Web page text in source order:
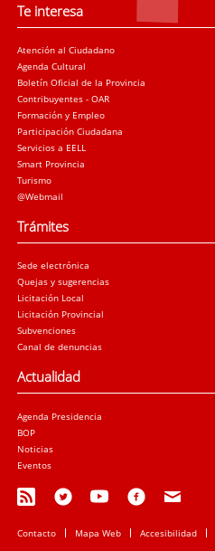
Te interesa
Atención al Ciudadano
Agenda Cultural
Boletín Oficial de la Provincia
Contribuyentes - OAR
Formación y Empleo
Participación Ciudadana
Servicios a EELL
Smart Provincia
Turismo
@Webmail
Trámites
Sede electrónica
Quejas y sugerencias
Licitación Local
Licitación Provincial
Subvenciones
Canal de denuncias
Actualidad
Agenda Presidencia
BOP
Noticias
Eventos
Contacto Mapa Web Accesibilidad